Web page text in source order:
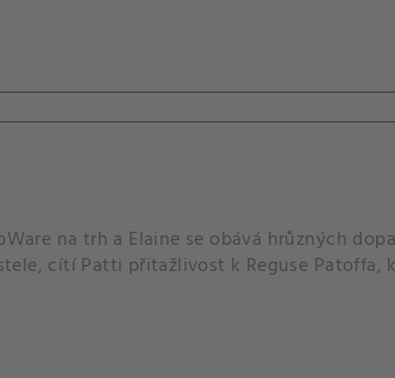
na trh a Elaine se obává hrůzných
cítí Patti přitažlivost k Reguse Patoffa,